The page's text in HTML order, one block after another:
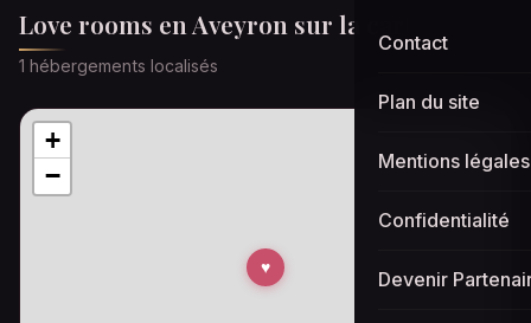
Contact
Plan du site
Mentions légales
Confidentialité
Devenir
Love rooms en Aveyron sur la carte
1 hébergements localisés
♥
+
−